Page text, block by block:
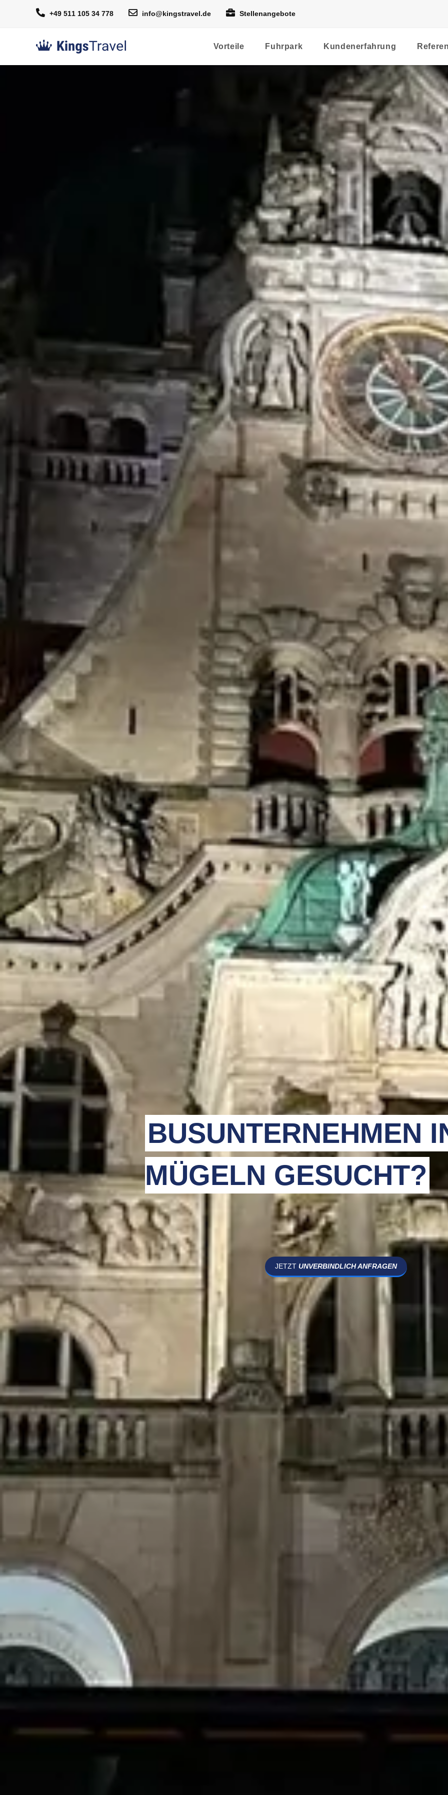
+49 511 105 34 778 info@kingstravel.de Stellenangebote
Vorteile Fuhrpark Kundenerfahrung
BUSUNTERNEHMEN
MÜGELN GESUCHT?
JETZT UNVERBINDLICH ANFRAGEN